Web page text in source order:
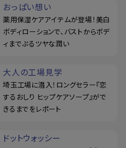
おっぱい想い
薬用保湿ケアアイテムが登場！美白
ボディローションで、バストからボデ
ィまでぷるツヤな潤い
大人の工場見学
埼玉工場に潜入！ロングセラー『恋
するおしり ヒップケアソープ』がで
きるまでをレポート
ドットウォッシー